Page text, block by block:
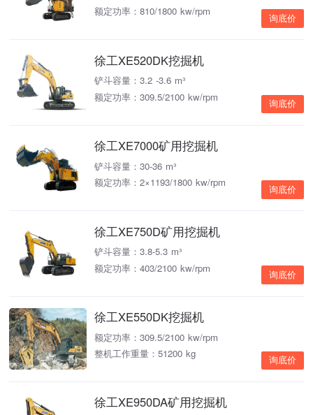
额定功率：810/1800 kw/rpm
询底价
徐工XE520DK挖掘机
铲斗容量：3.2 -3.6 m³
额定功率：309.5/2100 kw/rpm
询底价
徐工XE7000矿用挖掘机
铲斗容量：30-36 m³
额定功率：2×1193/1800 kw/rpm
询底价
徐工XE750D矿用挖掘机
铲斗容量：3.8-5.3 m³
额定功率：403/2100 kw/rpm
询底价
徐工XE550DK挖掘机
额定功率：309.5/2100 kw/rpm
整机工作重量：51200 kg
询底价
徐工XE950DA矿用挖掘机